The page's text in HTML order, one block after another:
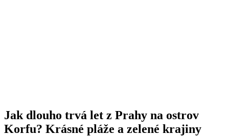
Jak dlouho trvá let z Prahy na ostrov
Korfu? Krásné pláže a zelené krajiny